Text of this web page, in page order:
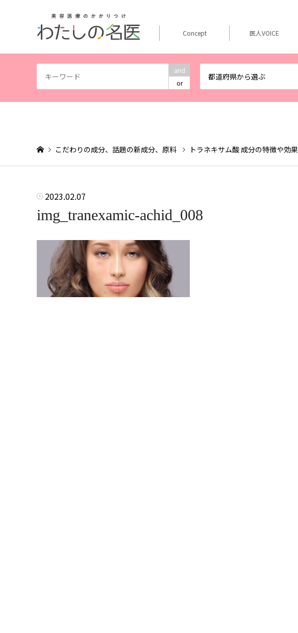
and
or
都道府県から選ぶ
Concept 医人VOICE
こだわりの成分、話題の新成分、原料 トラネキサム酸 成分の特徴や効
2023.02.07
img_tranexamic-achid_008